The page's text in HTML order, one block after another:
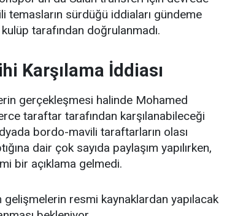
temasların sürdüğü iddiaları gündeme
tarafından doğrulanmadı.
Karşılama İddiası
gerçekleşmesi halinde Mohamed
taraftar tarafından karşılanabileceği
bordo-mavili taraftarların olası
dair çok sayıda paylaşım yapılırken,
bir açıklama gelmedi.
resmi kaynaklardan yapılacak